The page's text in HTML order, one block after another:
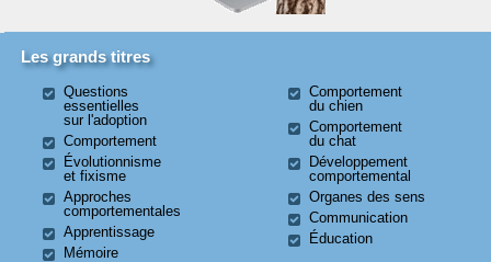
Les grands titres
Questions
essentielles
sur l'adoption
Comportement
Évolutionnisme
et fixisme
Approches
comportementales
Apprentissage
Mémoire
Comportement
du chien
Comportement
du chat
Développement
comportemental
Organes des sens
Communication
Éducation